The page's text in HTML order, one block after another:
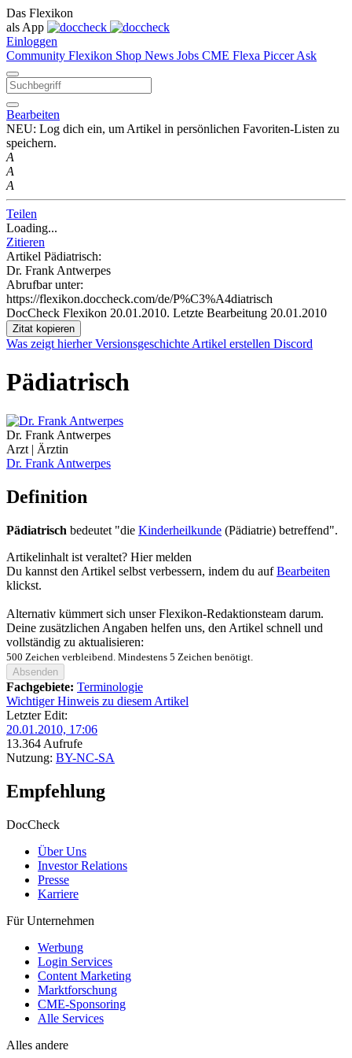
Das Flexikon
als App
Einloggen
Community Flexikon Shop News Jobs CME Flexa Piccer Ask
Bearbeiten
NEU: Log dich ein, um Artikel in persönlichen Favoriten-Listen zu
speichern.
A
A
A
Teilen
Loading...
Zitieren
Artikel Pädiatrisch:
Dr. Frank Antwerpes
Abrufbar unter:
https://flexikon.doccheck.com/de/P%C3%A4diatrisch
DocCheck Flexikon 20.01.2010. Letzte Bearbeitung 20.01.2010
Zitat kopieren
Was zeigt hierherVersionsgeschichte Artikel erstellen Discord
Pädiatrisch
Dr. Frank Antwerpes
Arzt | Ärztin
Dr. Frank Antwerpes
Definition
Pädiatrisch bedeutet "die Kinderheilkunde (Pädiatrie) betreffend".
Artikelinhalt ist veraltet? Hier melden
Du kannst den Artikel selbst verbessern, indem du aufBearbeiten
klickst.
Alternativ kümmert sich unser Flexikon-Redaktionsteam darum.
Deine zusätzlichen Angaben helfen uns, den Artikel schnell und
vollständig zu aktualisieren:
500 Zeichen verbleibend. Mindestens 5 Zeichen benötigt.
Absenden
Fachgebiete: Terminologie
Wichtiger Hinweis zu diesem Artikel
Letzter Edit:
20.01.2010, 17:06
13.364 Aufrufe
Nutzung: BY-NC-SA
Empfehlung
DocCheck
Über Uns
Investor Relations
Presse
Karriere
Für Unternehmen
Werbung
Login Services
Content Marketing
Marktforschung
CME-Sponsoring
Alle Services
Alles andere